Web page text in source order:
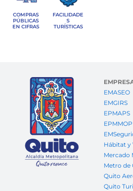
COMPRAS
PÚBLICAS
EN CIFRAS
FACILIDADE
S
TURÍSTICAS
EMASEO
EMGIRS
EPMAPS
EPMMOP
Hábitat y
Mercado
Metro de
Quito
Quito